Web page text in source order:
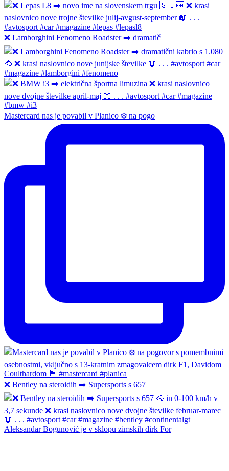
❌ Lamborghini Fenomeno Roadster ➡️ dramatič
Mastercard nas je povabil v Planico ❄️ na pogo
❌ Bentley na steroidih ➡️ Supersports s 657
Aleksandar Bogunović je v sklopu zimskih dirk For